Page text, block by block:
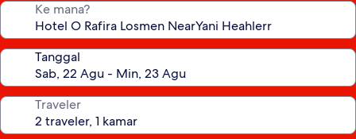
Ke mana?
Tanggal
Traveler